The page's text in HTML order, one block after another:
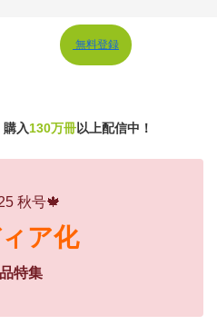
無料登録
購入130万冊以上配信中！
秋号🍁
ア化
特集